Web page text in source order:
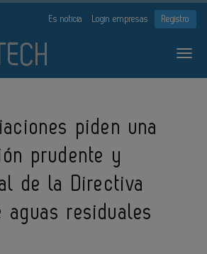
Es noticia Login empresas Registro
piden una
prudente y
de la Directiva
aguas residuales